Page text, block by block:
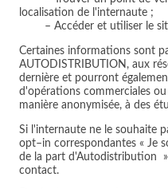
localisation de l'internaute ;
– Accéder et utiliser le
Certaines informations sont
AUTODISTRIBUTION, aux
dernière et pourront
d'opérations commerciales
manière anonymisée, à des
Si l'internaute ne le souhaite
opt–in correspondantes « Je
de la part d'Autodistribution
contact.